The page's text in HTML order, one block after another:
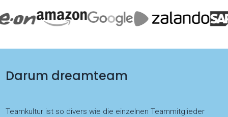
Darum dreamteam
Teamkultur ist so divers wie die einzelnen Teammitglieder